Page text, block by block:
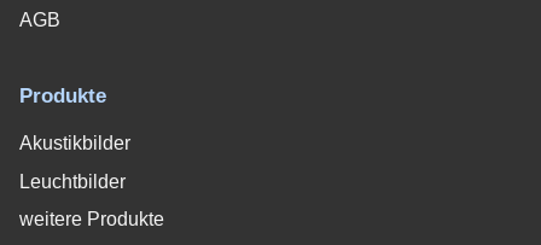
AGB
Produkte
Akustikbilder
Leuchtbilder
weitere Produkte